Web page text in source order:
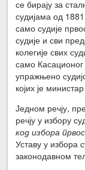
се бирају за
судијама од
само судије
судије и сви
колегије свих
само
упражњено
којих је
Једном речју,
речју у избору
код избора
Уставу у избора
законодавном